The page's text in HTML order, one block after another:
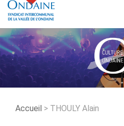
Accueil > THOULY Alain